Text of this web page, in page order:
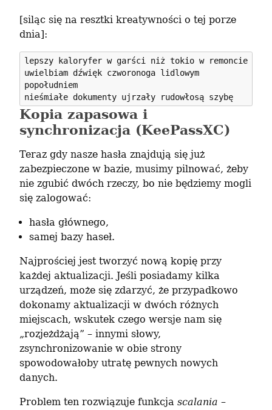
[siląc się na resztki kreatywności o tej porze
dnia]:
lepszy kaloryfer w garści niż tokio w remoncie
uwielbiam dźwięk czworonoga lidlowym
popołudniem
nieśmiałe dokumenty ujrzały rudowłosą szybę
Kopia zapasowa i
synchronizacja (KeePassXC)
Teraz gdy nasze hasła znajdują się już
zabezpieczone w bazie, musimy pilnować, żeby
nie zgubić dwóch rzeczy, bo nie będziemy mogli
się zalogować:
hasła głównego,
samej bazy haseł.
Najprościej jest tworzyć nową kopię przy
każdej aktualizacji. Jeśli posiadamy kilka
urządzeń, może się zdarzyć, że przypadkowo
dokonamy aktualizacji w dwóch różnych
miejscach, wskutek czego wersje nam się
„rozjeżdżają” – innymi słowy,
zsynchronizowanie w obie strony
spowodowałoby utratę pewnych nowych
danych.
Problem ten rozwiązuje funkcja scalania –